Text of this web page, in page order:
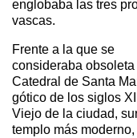
englobaba las tres
vascas.
Frente a la que se
consideraba obsoleta
Catedral de Santa
gótico de los siglos
Viejo de la ciudad,
templo más